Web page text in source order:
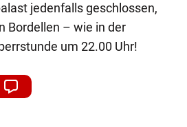
jedenfalls geschlossen,
Bordellen – wie in der
um 22.00 Uhr!